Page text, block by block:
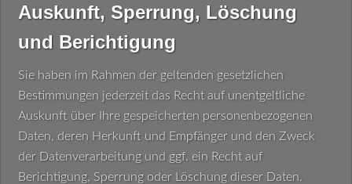
Auskunft, Sperrung, Löschung
und Berichtigung
Sie haben im Rahmen der geltenden gesetzlichen
Bestimmungen jederzeit das Recht auf unentgeltliche
Auskunft über Ihre gespeicherten personenbezogenen
Daten, deren Herkunft und Empfänger und den Zweck
der Datenverarbeitung und ggf. ein Recht auf
Berichtigung, Sperrung oder Löschung dieser Daten.